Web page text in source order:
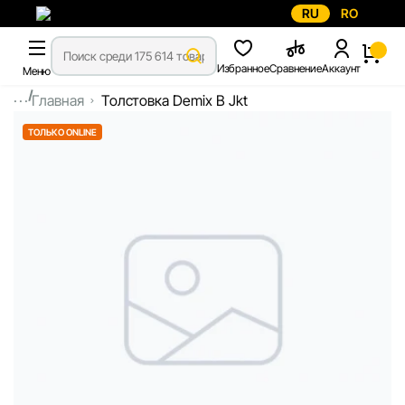
RU RO
Меню ИзбранноеСравнениеАккаунт
...Главная Толстовка Demix B Jkt
ТОЛЬКО ONLINE